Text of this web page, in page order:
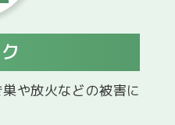
や放火などの被害に